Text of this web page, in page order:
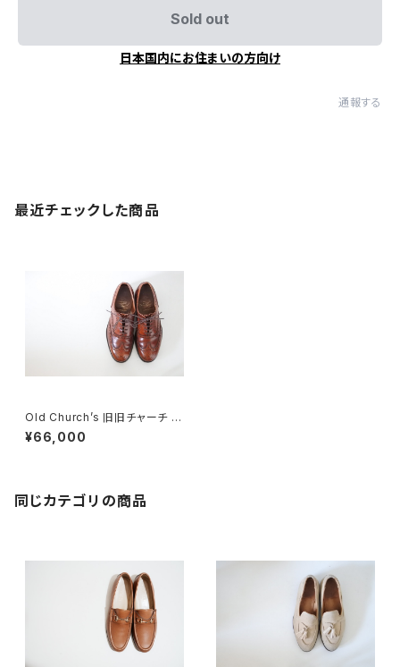
Sold out
日本国内にお住まいの方向け
通報する
最近チェックした商品
Old Church’s 旧旧チャーチ 二
都市 Burwood 65F
¥66,000
同じカテゴリの商品